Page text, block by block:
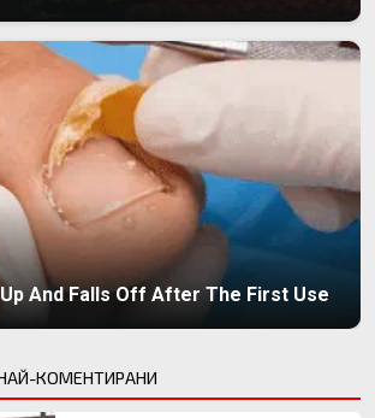
And Falls Off After The First Use
КОМЕНТИРАНИ